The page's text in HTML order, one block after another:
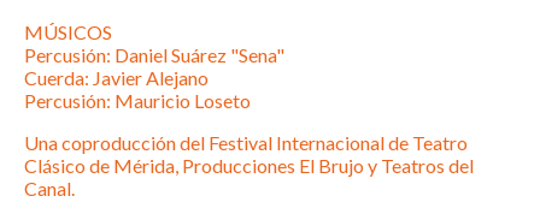
MÚSICOS
Percusión: Daniel Suárez "Sena"
Cuerda: Javier Alejano
Percusión: Mauricio Loseto
Una coproducción del Festival Internacional de Teatro
Clásico de Mérida, Producciones El Brujo y Teatros del
Canal.